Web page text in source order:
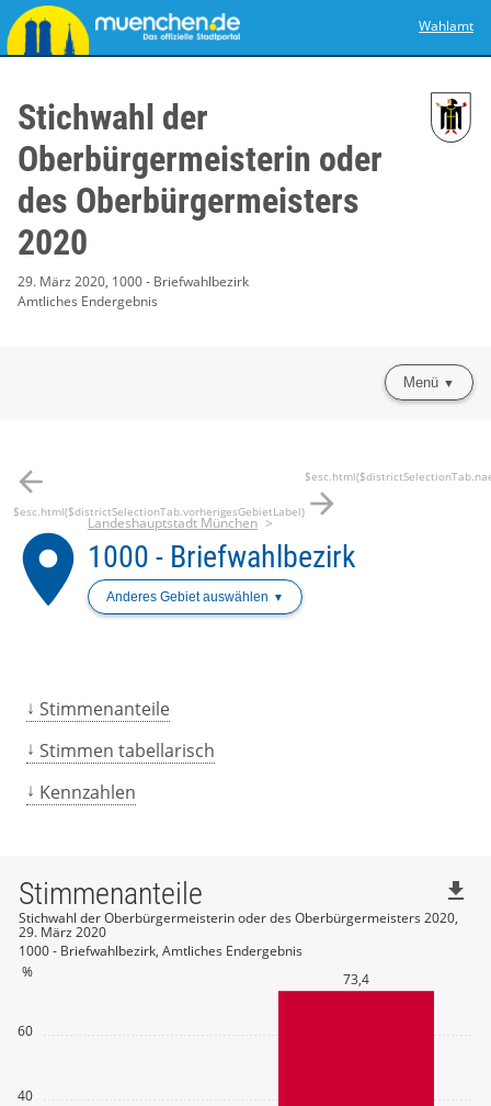
Wahlamt
Stichwahl der
Oberbürgermeisterin oder
des Oberbürgermeisters
2020
29. März 2020, 1000 - Briefwahlbezirk
Amtliches Endergebnis
Menü
arrow_back
$esc.html($districtSelectionTab.vorherigesGebietLabel) arrow_forward
place
Landeshauptstadt München
1000 - Briefwahlbezirk
Anderes Gebiet auswählen
Stimmenanteile
Stimmen tabellarisch
Kennzahlen
40
60
% 73,4
Stimmenanteile
Stichwahl der Oberbürgermeisterin oder des Oberbürgermeisters 2020,
29. März 2020
1000 - Briefwahlbezirk, Amtliches Endergebnis
file_download